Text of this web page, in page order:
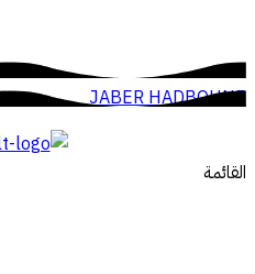
JABER HADBOUNE
القائمة